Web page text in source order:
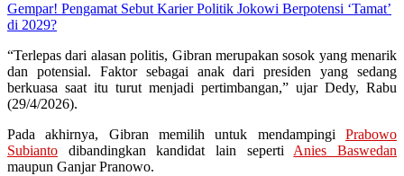
Gempar! Pengamat Sebut Karier Politik Jokowi Berpotensi ‘Tamat’
di 2029?
“Terlepas dari alasan politis, Gibran merupakan sosok yang menarik
dan potensial. Faktor sebagai anak dari presiden yang sedang
berkuasa saat itu turut menjadi pertimbangan,” ujar Dedy, Rabu
(29/4/2026).
Pada akhirnya, Gibran memilih untuk mendampingi Prabowo
Subianto dibandingkan kandidat lain seperti Anies Baswedan
maupun Ganjar Pranowo.